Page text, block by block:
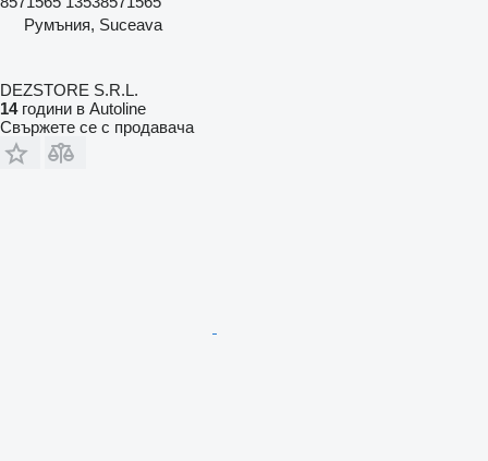
Румъния, Suceava
DEZSTORE S.R.L.
14години в Autoline
Свържете се с продавача